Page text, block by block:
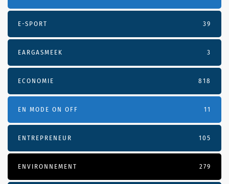
E-SPORT 39
EARGASMEEK 3
ECONOMIE 818
EN MODE ON OFF 11
ENTREPRENEUR 105
ENVIRONNEMENT 279